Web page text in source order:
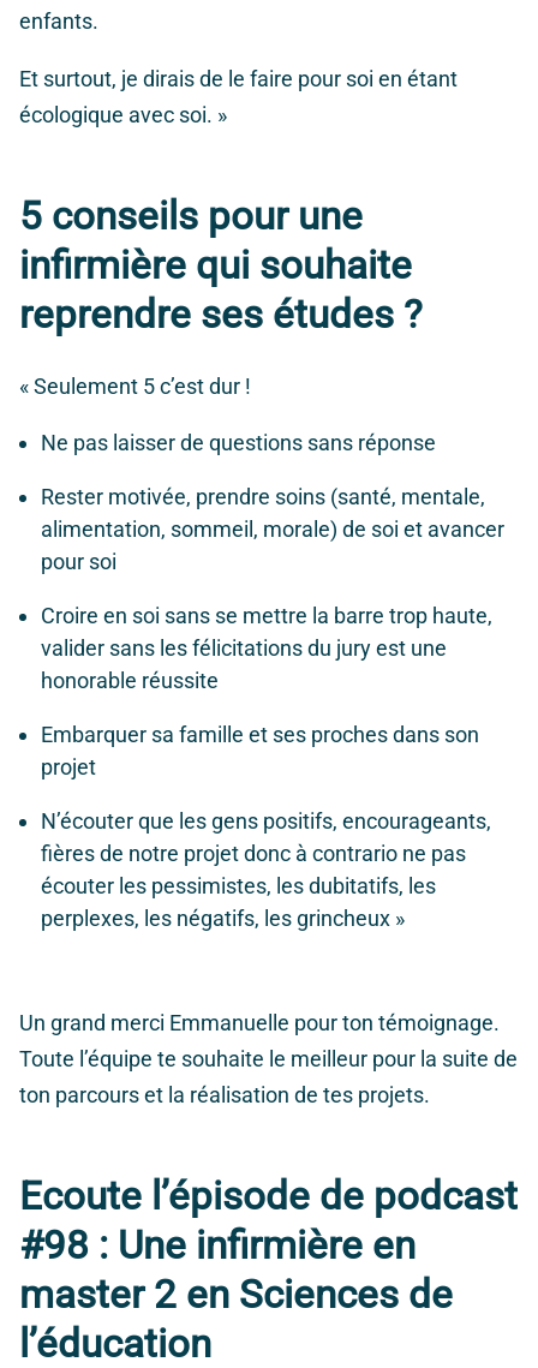
enfants.
Et surtout, je dirais de le faire pour soi en étant
écologique avec soi. »
5 conseils pour une
infirmière qui souhaite
reprendre ses études ?
« Seulement 5 c’est dur !
Ne pas laisser de questions sans réponse
Rester motivée, prendre soins (santé, mentale,
alimentation, sommeil, morale) de soi et avancer
pour soi
Croire en soi sans se mettre la barre trop haute,
valider sans les félicitations du jury est une
honorable réussite
Embarquer sa famille et ses proches dans son
projet
N’écouter que les gens positifs, encourageants,
fières de notre projet donc à contrario ne pas
écouter les pessimistes, les dubitatifs, les
perplexes, les négatifs, les grincheux »
Un grand merci Emmanuelle pour ton témoignage.
Toute l’équipe te souhaite le meilleur pour la suite de
ton parcours et la réalisation de tes projets.
Ecoute l’épisode de podcast
#98 : Une infirmière en
master 2 en Sciences de
l’éducation